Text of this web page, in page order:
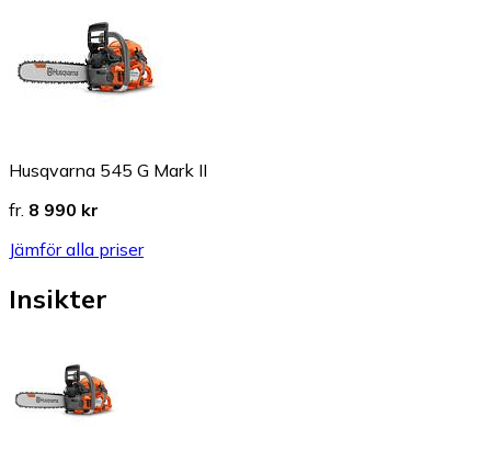
Husqvarna 545 G Mark II
fr. 8 990 kr
Jämför alla priser
Insikter